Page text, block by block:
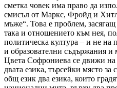
сметка човек има право да
смисъл от Маркс, Фройд и
мъже“. Това е проблем, засягащ
така и отношението към нея,
политическа култура – и не на
и образователни съдържания
Цвета Софрониева се движи на
двата езика, търсейки място
общ език два езика, които